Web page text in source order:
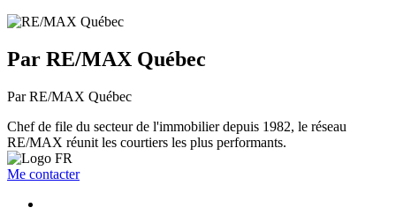
Par RE/MAX Québec
Par RE/MAX Québec
Chef de file du secteur de l'immobilier depuis 1982, le réseau
RE/MAX réunit les courtiers les plus performants.
Me contacter